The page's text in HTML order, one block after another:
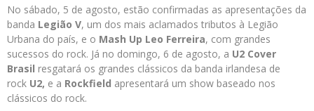
No sábado, 5 de agosto, estão confirmadas as apresentações da
banda Legião V, um dos mais aclamados tributos à Legião
Urbana do país, e o Mash Up Leo Ferreira, com grandes
sucessos do rock. Já no domingo, 6 de agosto, a U2 Cover
Brasil resgatará os grandes clássicos da banda irlandesa de
rock U2, e a Rockfield apresentará um show baseado nos
clássicos do rock.